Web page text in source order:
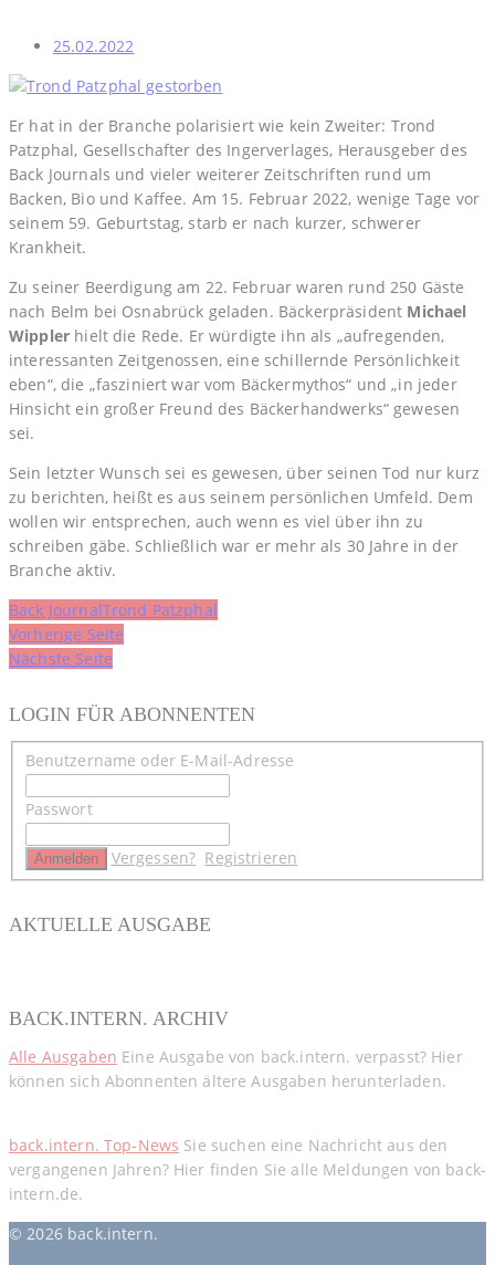
25.02.2022
Er hat in der Branche polarisiert wie kein Zweiter: Trond
Patzphal, Gesellschafter des Ingerverlages, Herausgeber des
Back Journals und vieler weiterer Zeitschriften rund um
Backen, Bio und Kaffee. Am 15. Februar 2022, wenige Tage vor
seinem 59. Geburtstag, starb er nach kurzer, schwerer
Krankheit.
Zu seiner Beerdigung am 22. Februar waren rund 250 Gäste
nach Belm bei Osnabrück geladen. Bäckerpräsident Michael
Wippler hielt die Rede. Er würdigte ihn als „aufregenden,
interessanten Zeitgenossen, eine schillernde Persönlichkeit
eben“, die „fasziniert war vom Bäckermythos“ und „in jeder
Hinsicht ein großer Freund des Bäckerhandwerks“ gewesen
sei.
Sein letzter Wunsch sei es gewesen, über seinen Tod nur kurz
zu berichten, heißt es aus seinem persönlichen Umfeld. Dem
wollen wir entsprechen, auch wenn es viel über ihn zu
schreiben gäbe. Schließlich war er mehr als 30 Jahre in der
Branche aktiv.
Back JournalTrond Patzphal
Beitragsnavigation
Vorherige Seite
Nächste Seite
LOGIN FÜR ABONNENTEN
Benutzername oder E-Mail-Adresse
Passwort
Vergessen? Registrieren
AKTUELLE AUSGABE
BACK.INTERN. ARCHIV
Alle Ausgaben Eine Ausgabe von back.intern. verpasst? Hier
können sich Abonnenten ältere Ausgaben herunterladen.
back.intern. Top-News Sie suchen eine Nachricht aus den
vergangenen Jahren? Hier finden Sie alle Meldungen von back-
intern.de.
© 2026 back.intern.